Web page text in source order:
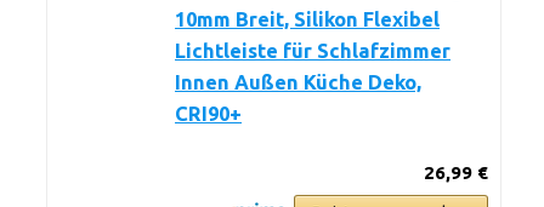
10mm Breit, Silikon Flexibel
Lichtleiste für Schlafzimmer
Innen Außen Küche Deko,
CRI90+
26,99 €